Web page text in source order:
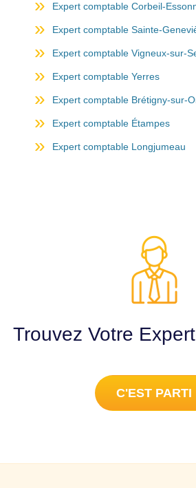
Expert comptable Corbeil-
Expert comptable Sainte-
Expert comptable Vigneux-sur-
Expert comptable Yerres
Expert comptable Brétigny-sur-
Expert comptable Étampes
Expert comptable Longjumeau
Trouvez Votre
C'EST PARTI